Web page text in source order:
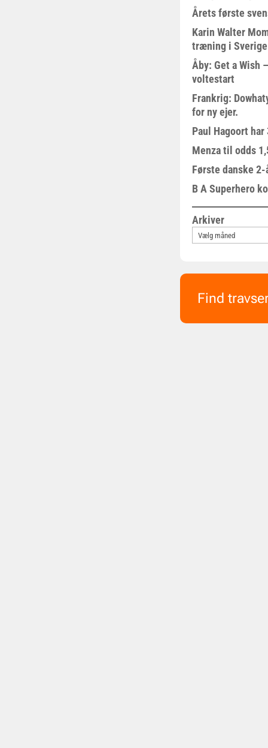
Årets første
Karin Walter
træning i Sverige
Åby: Get a Wish
voltestart
Frankrig:
for ny ejer.
Paul Hagoort
Menza til odds
Første danske
B A Superhero
Arkiver
Find